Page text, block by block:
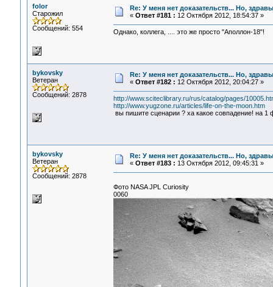
folor
Старожил
Сообщений: 554
Re: У меня нет доказательств... Но,
« Ответ #181 : 12 Октября 2012, 18:54:37 »
Однако, коллега, .... это же просто "Аполлон-18"!
bykovsky
Ветеран
Сообщений: 2878
Re: У меня нет доказательств... Но,
« Ответ #182 : 12 Октября 2012, 20:04:27 »
http://www.sciteclibrary.ru/rus/catalog/pages/
http://www.yugzone.ru/articles/life-on-the-moon.htm
вы пишите сценарии ? ха какое совпадение! на 1
bykovsky
Ветеран
Сообщений: 2878
Re: У меня нет доказательств... Но,
« Ответ #183 : 13 Октября 2012, 09:45:31 »
Фото NASA JPL Curiosity
0060